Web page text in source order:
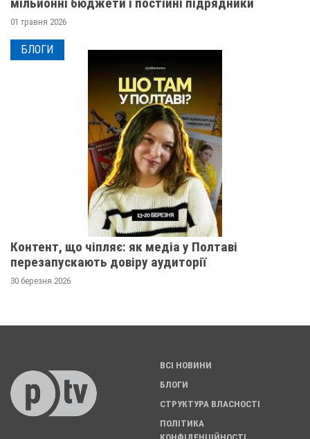
мільйонні бюджети і постійні підрядники
01 травня 2026
БЛОГИ
Контент, що чіпляє: як медіа у Полтаві
перезапускають довіру аудиторії
30 березня 2026
ВСІ НОВИНИ
БЛОГИ
СТРУКТУРА ВЛАСНОСТІ
ПОЛІТИКА